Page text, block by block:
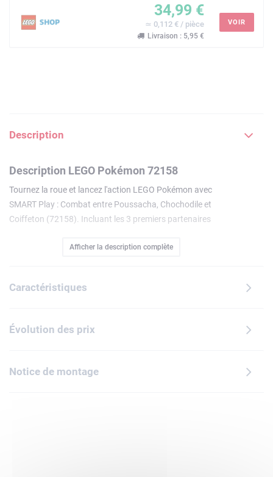
34,99 €
≃ 0,112 € / pièce
Livraison : 5,95 €
VOIR
Description
Description LEGO Pokémon 72158
Tournez la roue et lancez l'action LEGO Pokémon avec
SMART Play : Combat entre Poussacha, Chochodile et
Coiffeton (72158). Incluant les 3 premiers partenaires
combats et désigner le Pokémon qui l'emportera. Des pièces
permettent des jeux de rôle réalistes.Les figurines LEGO
chacune un SMART Tag. Les SMART Briques incluses dans
les sets Tout-en-un (vendus séparément) donnent vie aux
d'options interactives, permettant aux Pokémon et à
d'autres éléments de jeu de réagir par des sons, lumières et
Afficher la description complète
Caractéristiques
Évolution des prix
Notice de montage